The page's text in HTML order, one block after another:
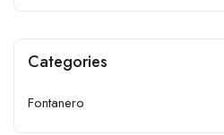
Categories
Fontanero